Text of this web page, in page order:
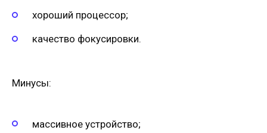
хороший процессор;
качество фокусировки.
Минусы:
массивное устройство;